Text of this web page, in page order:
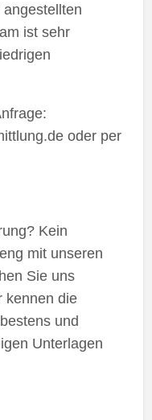
ist sehr
oder per
Kein
mit unseren
Sie uns
kennen die
und
Unterlagen